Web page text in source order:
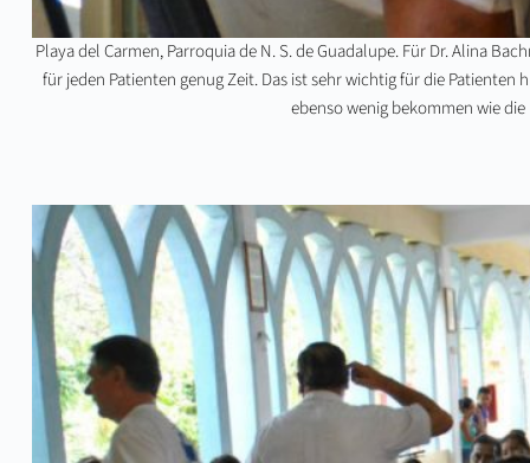
Playa del Carmen, Parroquia de N. S. de Guadalupe. Für Dr. Alina
für jeden Patienten genug Zeit. Das ist sehr wichtig für die
ebenso wenig bekommen wie